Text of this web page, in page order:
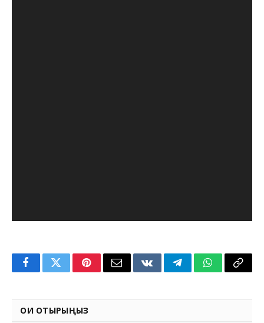
FacebookTwitterPinterestEmail VKontakteTelegramWhatsApp
Copy
ОҚИ ОТЫРЫҢЫЗ